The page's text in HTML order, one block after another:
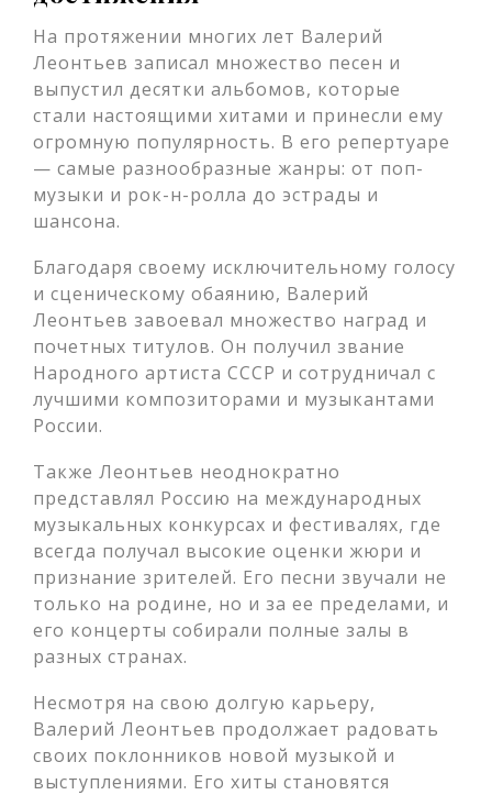
На протяжении многих лет Валерий
Леонтьев записал множество песен и
выпустил десятки альбомов, которые
стали настоящими хитами и принесли ему
огромную популярность. В его репертуаре
— самые разнообразные жанры: от поп-
музыки и рок-н-ролла до эстрады и
шансона.
Благодаря своему исключительному голосу
и сценическому обаянию, Валерий
Леонтьев завоевал множество наград и
почетных титулов. Он получил звание
Народного артиста СССР и сотрудничал с
лучшими композиторами и музыкантами
России.
Также Леонтьев неоднократно
представлял Россию на международных
музыкальных конкурсах и фестивалях, где
всегда получал высокие оценки жюри и
признание зрителей. Его песни звучали не
только на родине, но и за ее пределами, и
его концерты собирали полные залы в
разных странах.
Несмотря на свою долгую карьеру,
Валерий Леонтьев продолжает радовать
своих поклонников новой музыкой и
выступлениями. Его хиты становятся